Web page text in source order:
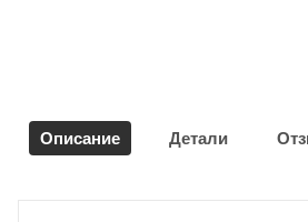
Описание Детали